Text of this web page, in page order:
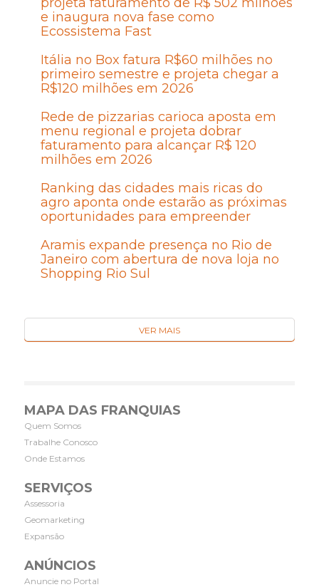
e inaugura nova fase como
Ecossistema Fast
Itália no Box fatura R$60 milhões no
primeiro semestre e projeta chegar a
R$120 milhões em 2026
Rede de pizzarias carioca aposta em
menu regional e projeta dobrar
faturamento para alcançar R$ 120
milhões em 2026
Ranking das cidades mais ricas do
agro aponta onde estarão as próximas
oportunidades para empreender
Aramis expande presença no Rio de
Janeiro com abertura de nova loja no
Shopping Rio Sul
VER MAIS
MAPA DAS FRANQUIAS
Quem Somos
Trabalhe Conosco
Onde Estamos
SERVIÇOS
Assessoria
Geomarketing
Expansão
ANÚNCIOS
Anuncie no Portal